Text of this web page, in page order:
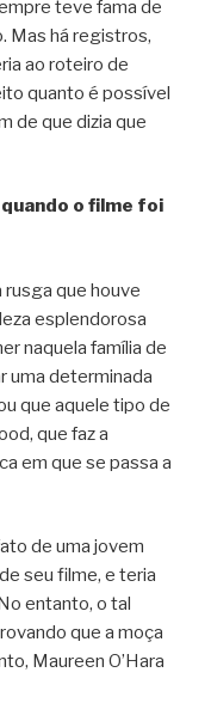
teve fama de
Mas há registros,
ao roteiro de
quanto é possível
de que dizia que
quando o filme foi
que houve
esplendorosa
naquela família de
uma determinada
que aquele tipo de
que faz a
em que se passa a
de uma jovem
seu filme, e teria
entanto, o tal
que a moça
Maureen O’Hara